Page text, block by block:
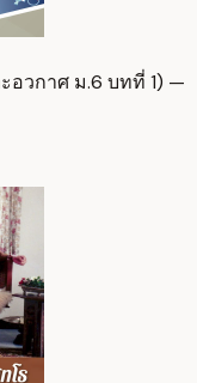
วกาศ ม.6 บทที่ 1) —